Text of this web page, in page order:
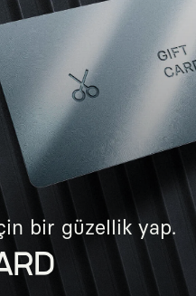
bir güzellik yap.